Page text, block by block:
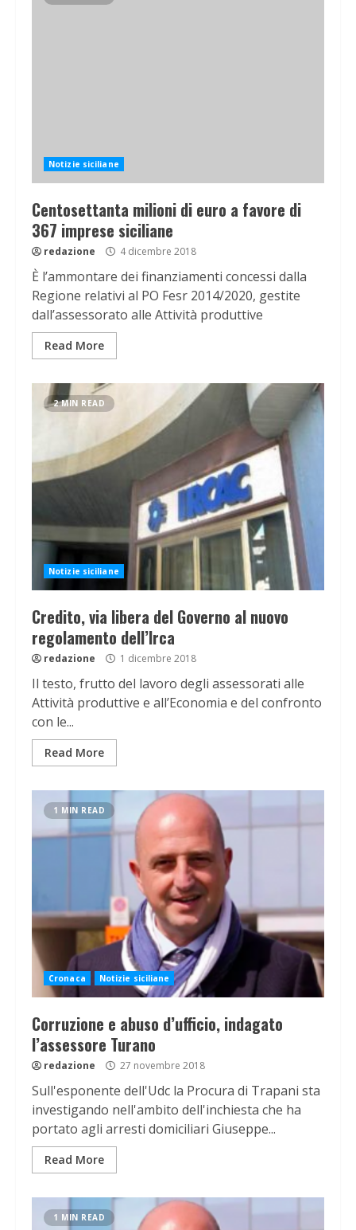
Notizie siciliane
Centosettanta milioni di euro a favore di
367 imprese siciliane
redazione 4 dicembre 2018
È l’ammontare dei finanziamenti concessi dalla
Regione relativi al PO Fesr 2014/2020, gestite
dall’assessorato alle Attività produttive
Read More
2 MIN READ
Notizie siciliane
Credito, via libera del Governo al nuovo
regolamento dell’Irca
redazione 1 dicembre 2018
Il testo, frutto del lavoro degli assessorati alle
Attività produttive e all’Economia e del confronto
con le...
Read More
1 MIN READ
Cronaca Notizie siciliane
Corruzione e abuso d’ufficio, indagato
l’assessore Turano
redazione 27 novembre 2018
Sull'esponente dell'Udc la Procura di Trapani sta
investigando nell'ambito dell'inchiesta che ha
portato agli arresti domiciliari Giuseppe...
Read More
1 MIN READ